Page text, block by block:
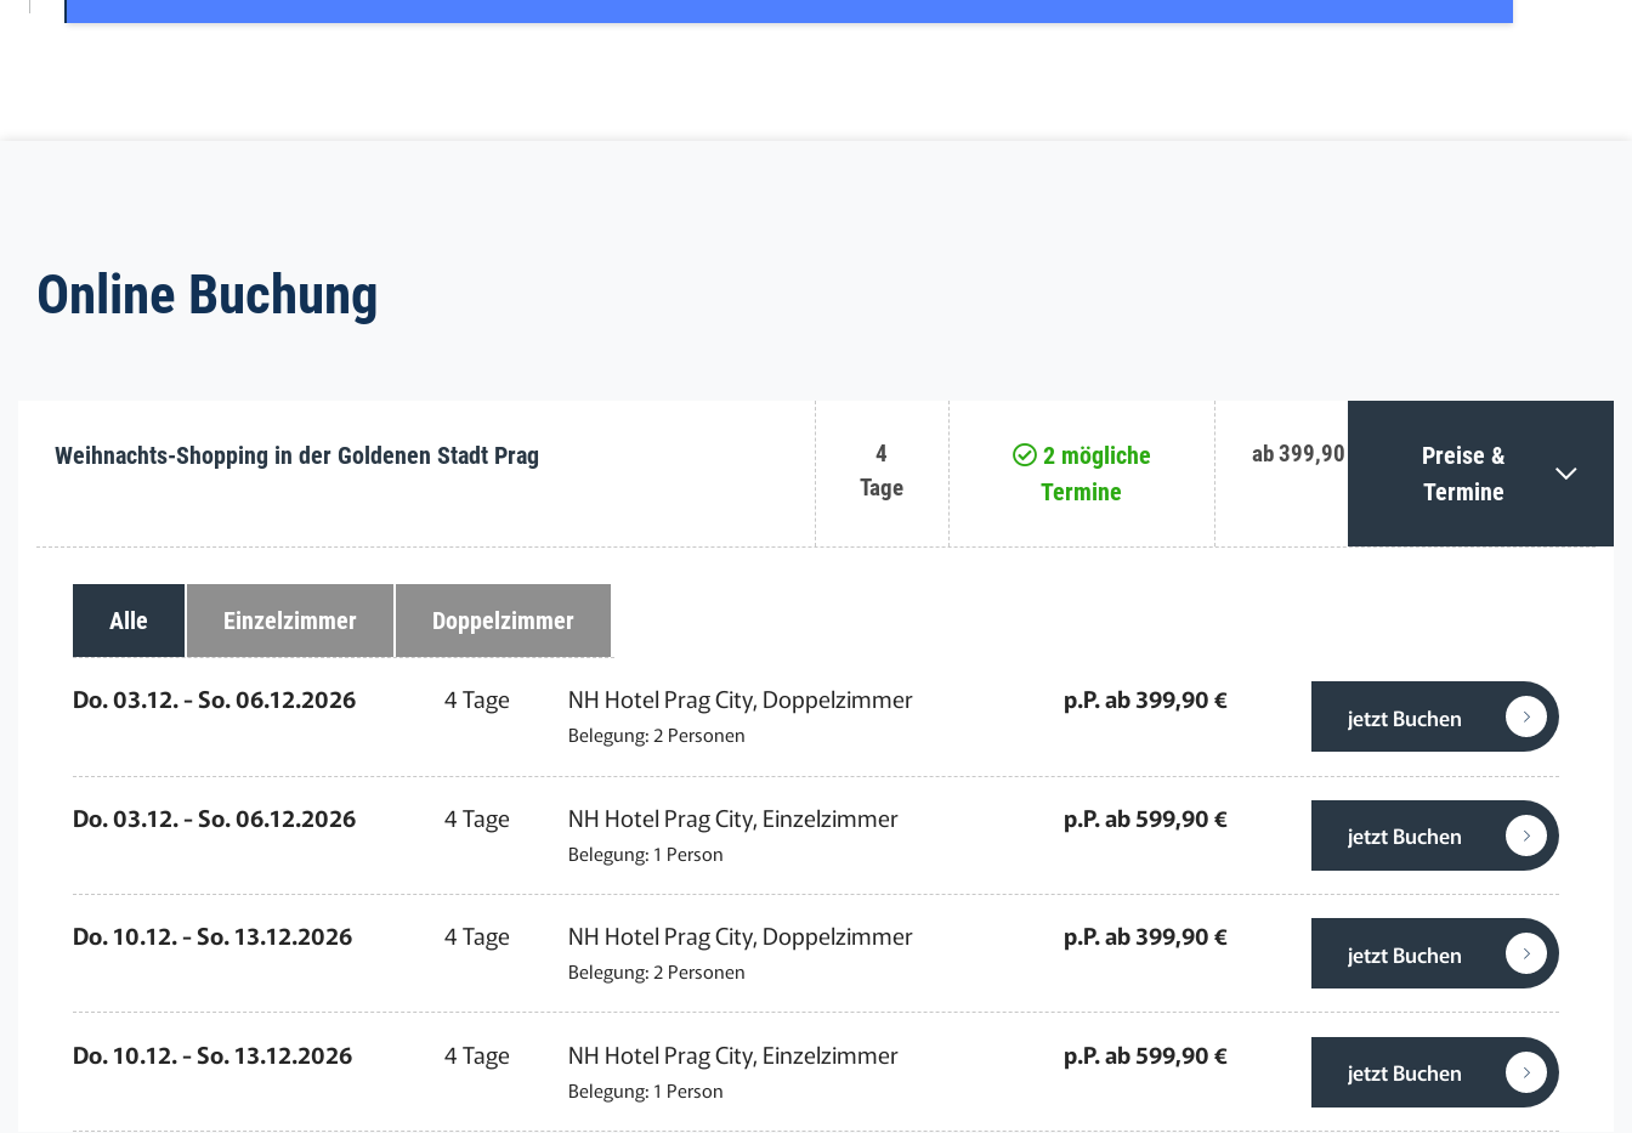
Online Buchung
Weihnachts-Shopping in der Goldenen Stadt Prag
4
Tage
2 mögliche
Termine
ab 399,90 €
Preise &
Termine
Alle Einzelzimmer Doppelzimmer
Do. 03.12. - So. 06.12.2026 4 Tage NH Hotel Prag City, Doppelzimmer
Belegung: 2 Personen
p.P. ab 399,90 €
jetzt Buchen
Do. 03.12. - So. 06.12.2026 4 Tage NH Hotel Prag City, Einzelzimmer
Belegung: 1 Person
p.P. ab 599,90 €
jetzt Buchen
Do. 10.12. - So. 13.12.2026 4 Tage NH Hotel Prag City, Doppelzimmer
Belegung: 2 Personen
p.P. ab 399,90 €
jetzt Buchen
Do. 10.12. - So. 13.12.2026 4 Tage NH Hotel Prag City, Einzelzimmer
Belegung: 1 Person
p.P. ab 599,90 €
jetzt Buchen